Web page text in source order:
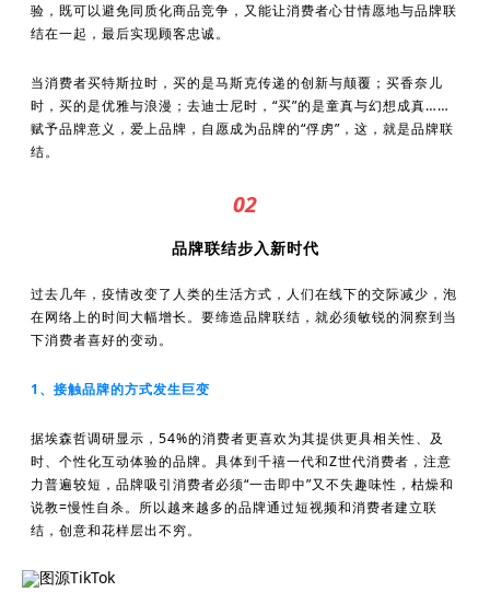
验，既可以避免同质化商品竞争，又能让消费者心甘情愿地与品牌联
结在一起，最后实现顾客忠诚。
当消费者买特斯拉时，买的是马斯克传递的创新与颠覆；买香奈儿
时，买的是优雅与浪漫；去迪士尼时，“买”的是童真与幻想成真……
赋予品牌意义，爱上品牌，自愿成为品牌的“俘虏”，这，就是品牌联
结。
02
品牌联结步入新时代
过去几年，疫情改变了人类的生活方式，人们在线下的交际减少，泡
在网络上的时间大幅增长。要缔造品牌联结，就必须敏锐的洞察到当
下消费者喜好的变动。
1、接触品牌的方式发生巨变
据埃森哲调研显示，54%的消费者更喜欢为其提供更具相关性、及
时、个性化互动体验的品牌。具体到千禧一代和Z世代消费者，注意
力普遍较短，品牌吸引消费者必须“一击即中”又不失趣味性，枯燥和
说教=慢性自杀。所以越来越多的品牌通过短视频和消费者建立联
结，创意和花样层出不穷。
图源TikTok